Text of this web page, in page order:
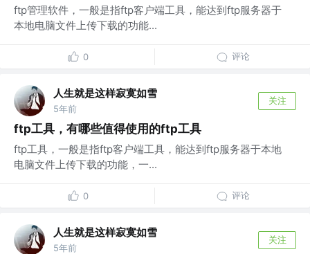
ftp管理软件，一般是指ftp客户端工具，能达到ftp服务器于
本地电脑文件上传下载的功能...
0 评论
人生就是这样寂寞如雪
5年前
关注
ftp工具，有哪些值得使用的ftp工具
ftp工具，一般是指ftp客户端工具，能达到ftp服务器于本地
电脑文件上传下载的功能，一...
0 评论
人生就是这样寂寞如雪
5年前
关注